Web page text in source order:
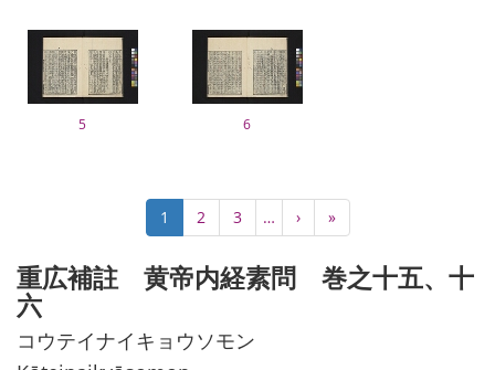
5 6
送
り
カ
レ
ン
ト
ジ
1 Page
2 Page
3 …
次
ペ
ー
ジ
›
最
終
ペ
ー
»
重広補註 黄帝内経素問 巻之十五、十
六
コウテイナイキョウソモン